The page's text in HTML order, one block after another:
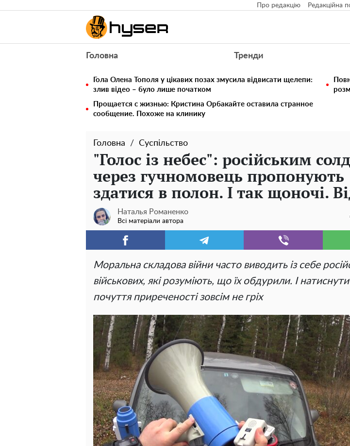
Про редакцію Редакційна
Головна Тренди
Гола Олена Тополя у цікавих позах змусила відвисати щелепи:
злив відео – було лише початком
Прощается с жизнью: Кристина Орбакайте оставила странное
сообщение. Похоже на клинику
Головна Суспільство
"Голос із небес": російським
через гучномовець пропонують
здатися в полон. І так щоночі.
Наталья Романенко
Всі матеріали автора
Моральна складова війни часто виводить із себе
військових, які розуміють, що їх обдурили. І
почуття приреченості зовсім не гріх